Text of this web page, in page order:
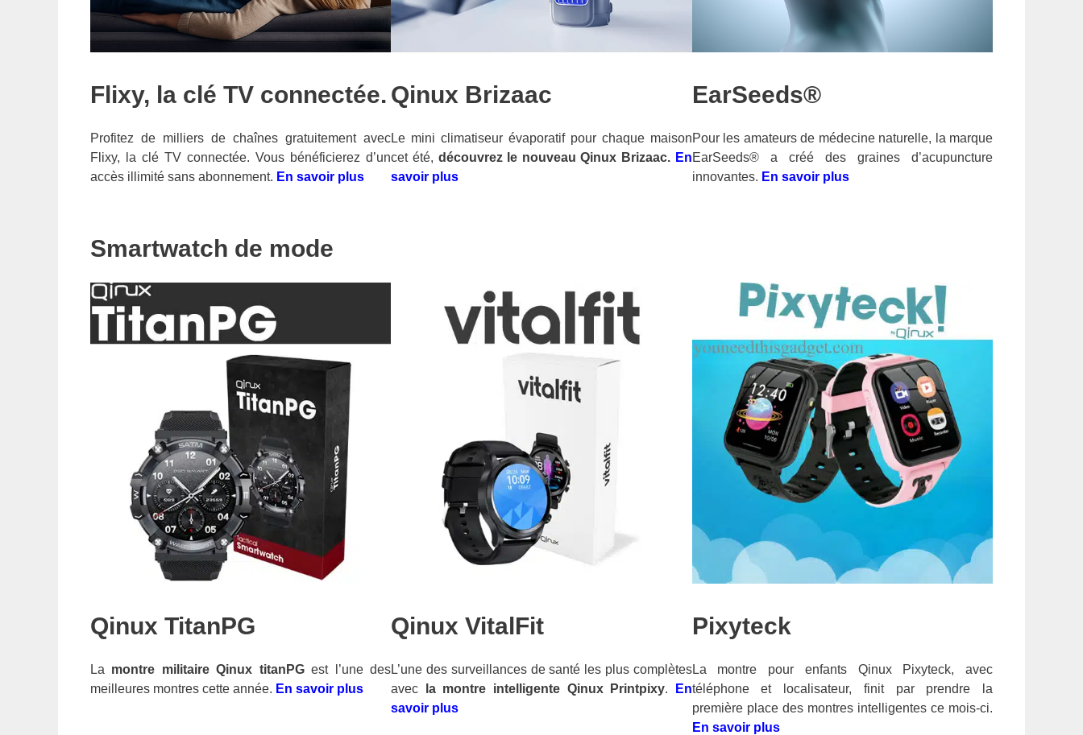
Flixy, la clé TV connectée.
Profitez de milliers de chaînes gratuitement avec
Flixy, la clé TV connectée. Vous bénéficierez d’un
accès illimité sans abonnement. En savoir plus
Qinux Brizaac
Le mini climatiseur évaporatif pour chaque maison
cet été, découvrez le nouveau Qinux Brizaac. En
savoir plus
EarSeeds®
Pour les amateurs de médecine naturelle, la marque
EarSeeds® a créé des graines d’acupuncture
innovantes. En savoir plus
Smartwatch de mode
Qinux TitanPG
La montre militaire Qinux titanPGest l’une des
meilleures montres cette année. En savoir plus
Qinux VitalFit
L’une des surveillances de santé les plus complètes
avec la montre intelligente Qinux Printpixy.
En
savoir plus
Pixyteck
La montre pour enfants Qinux Pixyteck, avec
téléphone et localisateur, finit par prendre la
première place des montres intelligentes ce mois-ci.
En savoir plus